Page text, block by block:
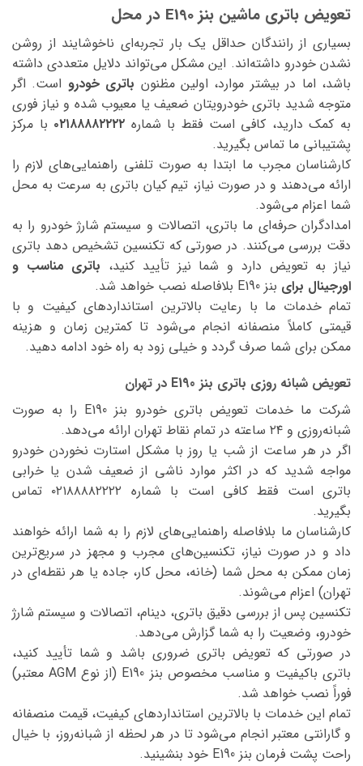
تعویض باتری ماشین بنز E190 در محل
بسیاری از رانندگان حداقل یک بار تجربه‌ای ناخوشایند از روشن
نشدن خودرو داشته‌اند. این مشکل می‌تواند دلایل متعددی داشته
باشد، اما در بیشتر موارد، اولین مظنون باتری خودرو است. اگر
متوجه شدید باتری خودرویتان ضعیف یا معیوب شده و نیاز فوری
به کمک دارید، کافی است فقط با شماره ۰۲۱۸۸۸۸۲۲۲۲ با مرکز
پشتیبانی ما تماس بگیرید.
کارشناسان مجرب ما ابتدا به صورت تلفنی راهنمایی‌های لازم را
ارائه می‌دهند و در صورت نیاز، تیم کیان باتری به سرعت به محل
شما اعزام می‌شود.
امدادگران حرفه‌ای ما باتری، اتصالات و سیستم شارژ خودرو را به
دقت بررسی می‌کنند. در صورتی که تکنسین تشخیص دهد باتری
نیاز به تعویض دارد و شما نیز تأیید کنید، باتری مناسب و
اورجینال برای بنز E190 بلافاصله نصب خواهد شد.
تمام خدمات ما با رعایت بالاترین استانداردهای کیفیت و با
قیمتی کاملاً منصفانه انجام می‌شود تا کمترین زمان و هزینه
ممکن برای شما صرف گردد و خیلی زود به راه خود ادامه دهید.
تعویض شبانه روزی باتری بنز E190 در تهران
شرکت ما خدمات تعویض باتری خودرو بنز E190 را به صورت
شبانه‌روزی و ۲۴ ساعته در تمام نقاط تهران ارائه می‌دهد.
اگر در هر ساعت از شب یا روز با مشکل استارت نخوردن خودرو
مواجه شدید که در اکثر موارد ناشی از ضعیف شدن یا خرابی
باتری است فقط کافی است با شماره ۰۲۱۸۸۸۸۲۲۲۲ تماس
بگیرید.
کارشناسان ما بلافاصله راهنمایی‌های لازم را به شما ارائه خواهند
داد و در صورت نیاز، تکنسین‌های مجرب و مجهز در سریع‌ترین
زمان ممکن به محل شما (خانه، محل کار، جاده یا هر نقطه‌ای در
تهران) اعزام می‌شوند.
تکنسین پس از بررسی دقیق باتری، دینام، اتصالات و سیستم شارژ
خودرو، وضعیت را به شما گزارش می‌دهد.
در صورتی که تعویض باتری ضروری باشد و شما تأیید کنید،
باتری باکیفیت و مناسب مخصوص بنز E190 (از نوع AGM معتبر)
فوراً نصب خواهد شد.
تمام این خدمات با بالاترین استانداردهای کیفیت، قیمت منصفانه
و گارانتی معتبر انجام می‌شود تا در هر لحظه از شبانه‌روز، با خیال
راحت پشت فرمان بنز E190 خود بنشینید.